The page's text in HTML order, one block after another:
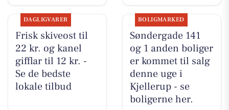
DAGLIGVARER
Frisk skiveost til
22 kr. og kanel
gifflar til 12 kr. -
Se de bedste
lokale tilbud
BOLIGMARKED
Søndergade 141
og 1 anden boliger
er kommet til salg
denne uge i
Kjellerup - se
boligerne her.